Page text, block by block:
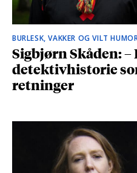
BURLESK, VAKKER OG VILT
Sigbjørn Skåden: –
detektivhistorie
retninger